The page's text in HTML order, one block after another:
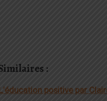
:
positive par